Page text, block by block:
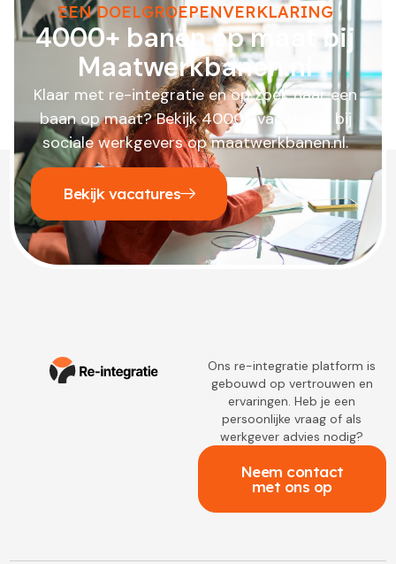
EEN DOELGROEPENVERKLARING
4000+ banen op maat bij
Maatwerkbanen.nl
Klaar met re-integratie en op zoek naar een
baan op maat? Bekijk 4000+ vacatures bij
sociale werkgevers op maatwerkbanen.nl.
Bekijk vacatures
Ons re-integratie platform is
gebouwd op vertrouwen en
ervaringen. Heb je een
persoonlijke vraag of als
werkgever advies nodig?
Neem contact
met ons op